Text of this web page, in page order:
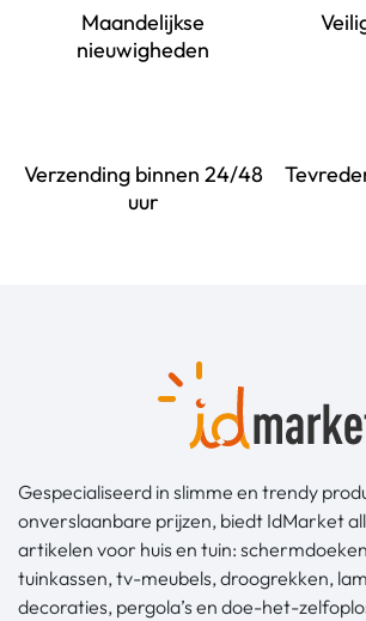
Maandelijkse
nieuwigheden
Verzending binnen 24/48
uur
Gespecialiseerd in slimme en trendy
onverslaanbare prijzen, biedt IdMarket
artikelen voor huis en tuin:
tuinkassen, tv-meubels, droogrekken,
decoraties, pergola’s en doe-het-